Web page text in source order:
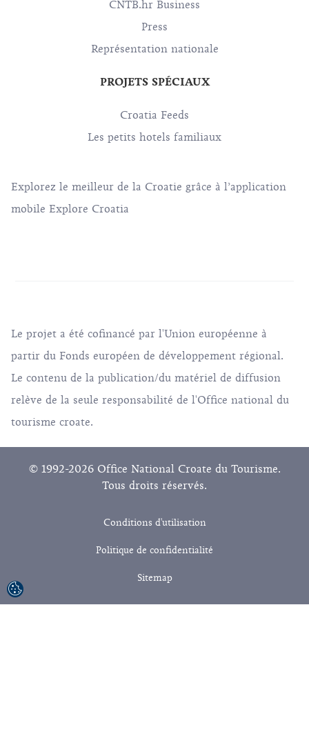
CNTB.hr Business
Press
Représentation nationale
PROJETS SPÉCIAUX
Croatia Feeds
Les petits hotels familiaux
Explorez le meilleur de la Croatie grâce à l’application
mobile Explore Croatia
Le projet a été cofinancé par l'Union européenne à
partir du Fonds européen de développement régional.
Le contenu de la publication/du matériel de diffusion
relève de la seule responsabilité de l'Office national du
tourisme croate.
© 1992-2026 Office National Croate du Tourisme.
Tous droits réservés.
Conditions d'utilisation
Politique de confidentialité
Sitemap